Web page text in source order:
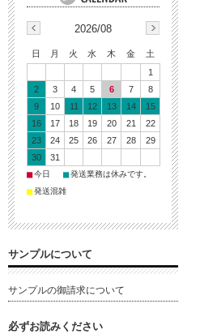
2026/08
日 月 火 水 木 金
土
1
2
3 4 5 6 7
8
9
10 11 12 13 14
15
16
17 18 19 20 21
22
23
24 25 26 27 28
29
30
31
■今日 ■発送業務は休みです。
■発送混雑
サンプルについて
サンプルの御請求について
必ずお読みください